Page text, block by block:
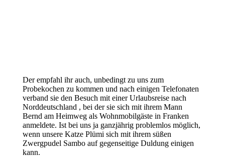
Der empfahl ihr auch, unbedingt zu uns zum
Probekochen zu kommen und nach einigen Telefonaten
verband sie den Besuch mit einer Urlaubsreise nach
Norddeutschland , bei der sie sich mit ihrem Mann
Bernd am Heimweg als Wohnmobilgäste in Franken
anmeldete. Ist bei uns ja ganzjährig problemlos möglich,
wenn unsere Katze Plümi sich mit ihrem süßen
Zwergpudel Sambo auf gegenseitige Duldung einigen
kann.